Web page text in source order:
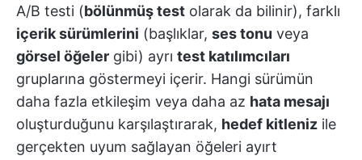
A/B testi (bölünmüş test olarak da bilinir), farklı
içerik sürümlerini (başlıklar, ses tonu veya
görsel öğeler gibi) ayrı test katılımcıları
gruplarına göstermeyi içerir. Hangi sürümün
daha fazla etkileşim veya daha az hata mesajı
oluşturduğunu karşılaştırarak, hedef kitleniz ile
gerçekten uyum sağlayan öğeleri ayırt